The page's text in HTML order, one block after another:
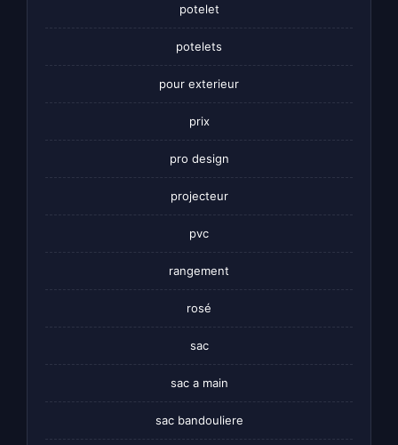
potelet
potelets
pour exterieur
prix
pro design
projecteur
pvc
rangement
rosé
sac
sac a main
sac bandouliere